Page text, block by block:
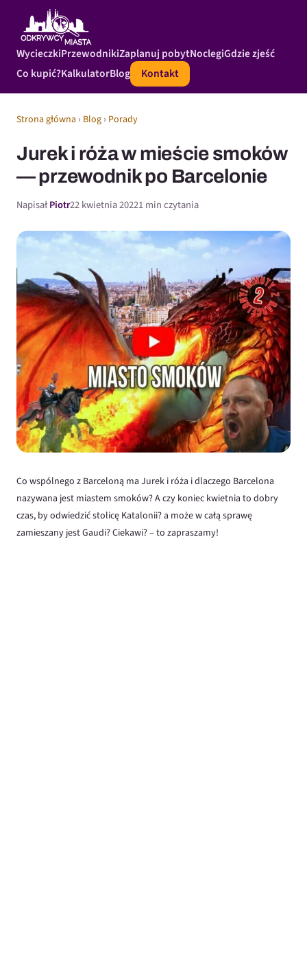
WycieczkiPrzewodnikiZaplanuj pobytNoclegiGdzie zjeść
Co kupić?KalkulatorBlog Kontakt
Strona główna › Blog › Porady
Jurek i róża w mieście smoków
— przewodnik po Barcelonie
NapisałPiotr22 kwietnia 20221 min czytania
Co wspólnego z Barceloną ma Jurek i róża i dlaczego Barcelona
nazywana jest miastem smoków? A czy koniec kwietnia to dobry
czas, by odwiedzić stolicę Katalonii? a może w całą sprawę
zamieszany jest Gaudi? Ciekawi? – to zapraszamy!